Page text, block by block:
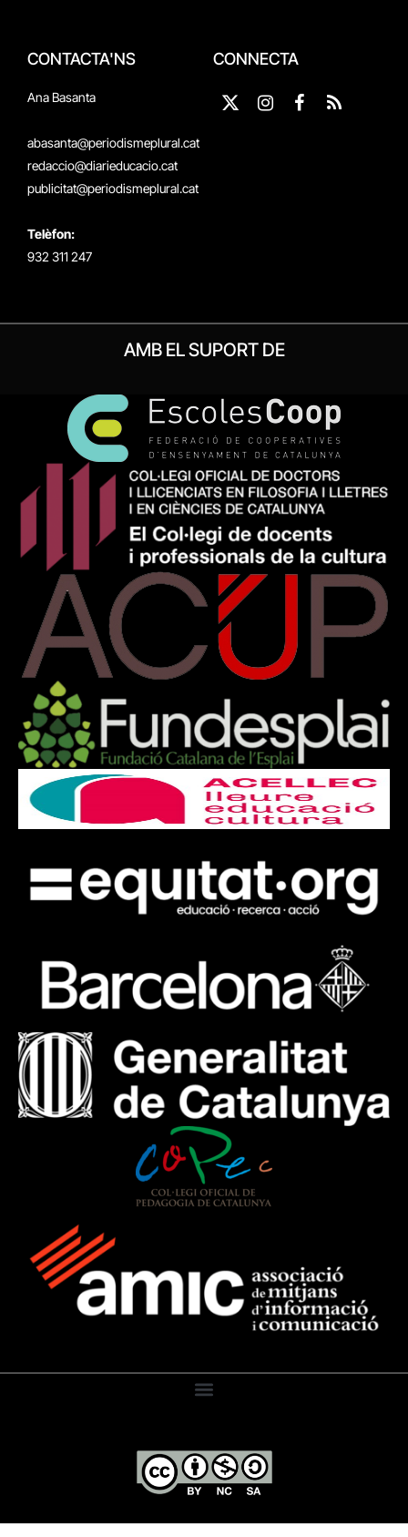
CONTACTA'NS
Ana Basanta
abasanta@periodismeplural.cat
redaccio@diarieducacio.cat
publicitat@periodismeplural.cat
Telèfon:
932 311 247
CONNECTA
X
Instagram
Facebook
RSS
AMB EL SUPORT DE